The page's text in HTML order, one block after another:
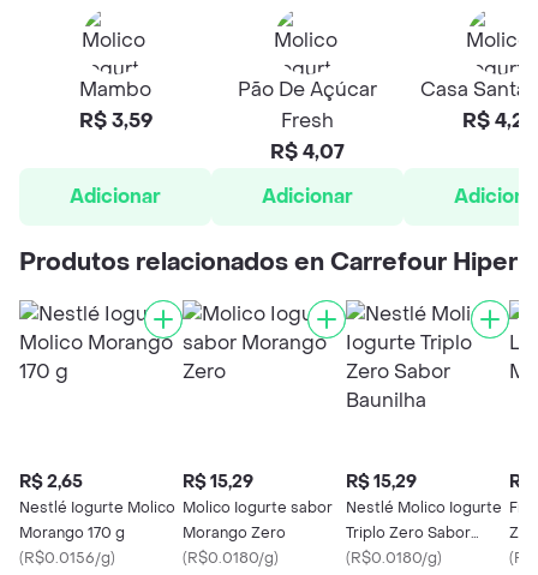
Mambo
R$ 3,59
Adicionar
Pão De Açúcar
Fresh
R$ 4,07
Adicionar
Casa Santa
R$ 4,28
Produtos relacionados en Carrefour Hiper
R$ 2,65
Nestlé Iogurte Molico
Morango 170 g
(R$0.0156/g)
R$ 15,29
Molico Iogurte sabor
Morango Zero
(R$0.0180/g)
R$ 15,29
Nestlé Molico Iogurte
Triplo Zero Sabor
Baunilha
(R$0.0180/g)
R$
(